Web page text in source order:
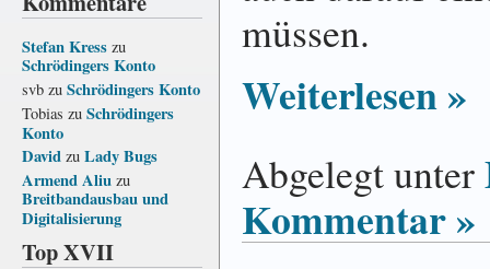
Stefan Kress zu
Schrödingers Konto
svb zu Schrödingers Konto
Tobias zu Schrödingers
Konto
David zu Lady Bugs
Armend Aliu zu
Breitbandausbau und
Digitalisierung
Top XVII
müssen.
Weiterlesen »
Abgelegt unter
Kommentar »